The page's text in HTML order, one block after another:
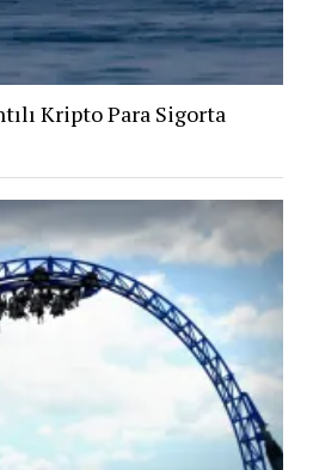
Kripto Para Sigorta